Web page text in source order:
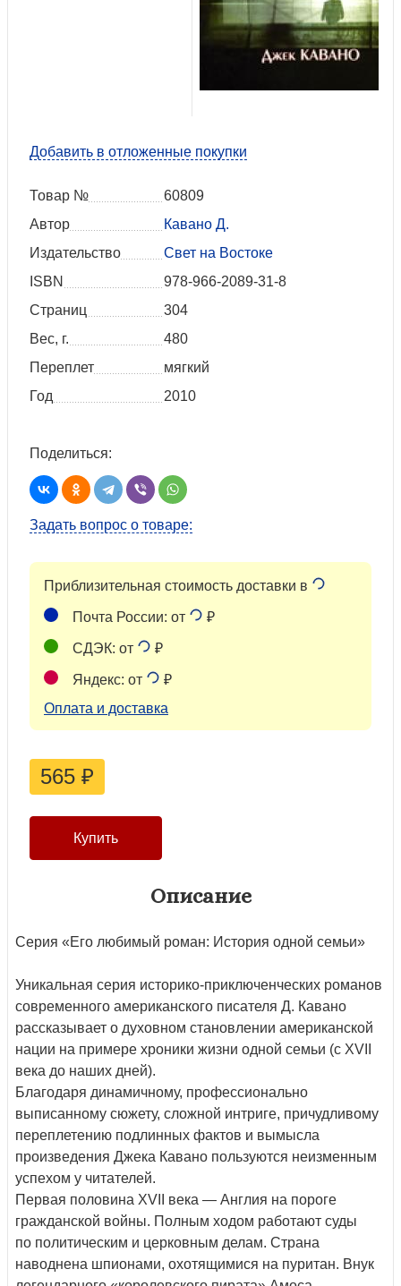
Добавить в отложенные покупки
Товар №
60809
Автор
Кавано Д.
Издательство
Свет на Востоке
ISBN
978-966-2089-31-8
Страниц
304
Вес, г.
480
Переплет
мягкий
Год
2010
Поделиться:
Задать вопрос о товаре:
Приблизительная стоимость доставки в
Почта России: от ₽
СДЭК: от ₽
Яндекс: от
₽
Оплата и доставка
565 ₽
Описание
Серия «Его любимый роман: История одной семьи»
Уникальная серия историко-приключенческих романов
современного американского писателя Д. Кавано
рассказывает о духовном становлении американской
нации на примере хроники жизни одной семьи (с XVII
века до наших дней).
Благодаря динамичному, профессионально
выписанному сюжету, сложной интриге, причудливому
переплетению подлинных фактов и вымысла
произведения Джека Кавано пользуются неизменным
успехом у читателей.
Первая половина XVII века — Англия на пороге
гражданской войны. Полным ходом работают суды
по политическим и церковным делам. Страна
наводнена шпионами, охотящимися на пуритан. Внук